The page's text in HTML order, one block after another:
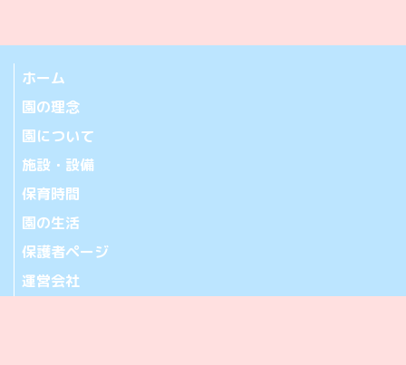
ホーム
園の理念
園について
施設・設備
保育時間
園の生活
保護者ページ
運営会社